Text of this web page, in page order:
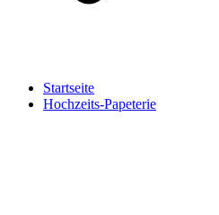
Startseite
Hochzeits-Papeterie